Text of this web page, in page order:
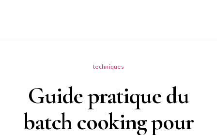
techniques
Guide pratique du
batch cooking pour